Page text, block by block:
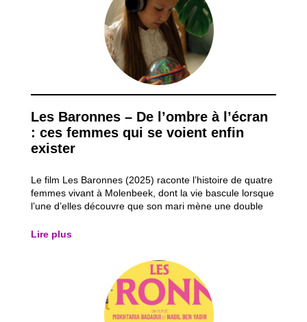
Les Baronnes – De l’ombre à l’écran
: ces femmes qui se voient enfin
exister
Le film Les Baronnes (2025) raconte l’histoire de quatre
femmes vivant à Molenbeek, dont la vie bascule lorsque
l’une d’elles découvre que son mari mène une double
reprendre le contrôle de sa vie en réalisant un rêve
Lire plus